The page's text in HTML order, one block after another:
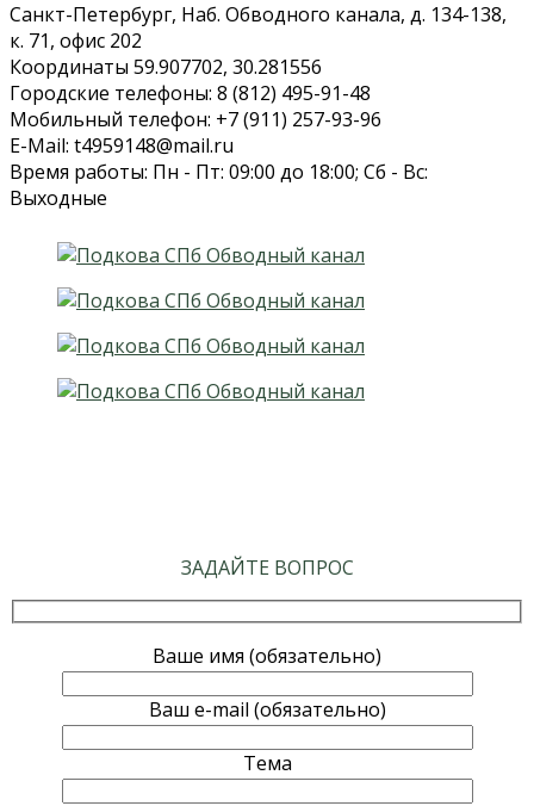
Санкт-Петербург, Наб. Обводного канала, д. 134-138,
к. 71, офис 202
Координаты 59.907702, 30.281556
Городские телефоны: 8 (812) 495-91-48
Мобильный телефон: +7 (911) 257-93-96
E-Mail: t4959148@mail.ru
Время работы: Пн - Пт: 09:00 до 18:00; Сб - Вс:
Выходные
ЗАДАЙТЕ ВОПРОС
Ваше имя (обязательно)
Ваш e-mail (обязательно)
Тема